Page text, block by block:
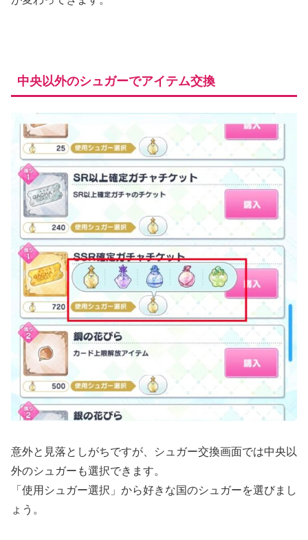
中央以外のシュガーでアイテム交換
意外と見落としがちですが、シュガー交換画面では中央以
外のシュガーも選択できます。
「使用シュガー選択」から好きな国のシュガーを選びまし
ょう。